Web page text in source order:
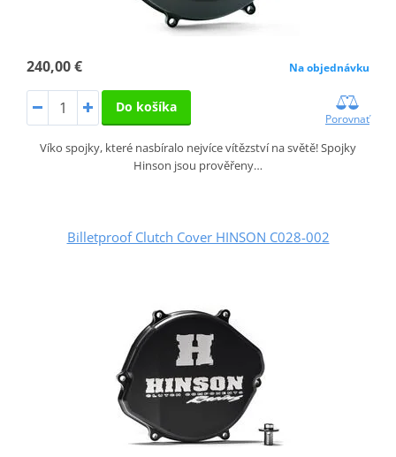
240,00 € Na objednávku
Do košíka
Porovnať
Víko spojky, které nasbíralo nejvíce vítězství na světě! Spojky
Hinson jsou prověřeny…
Billetproof Clutch Cover HINSON C028-002